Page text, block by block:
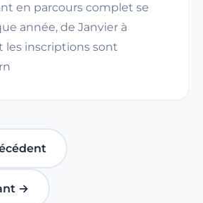
en parcours complet se
année, de Janvier à
les inscriptions sont
→